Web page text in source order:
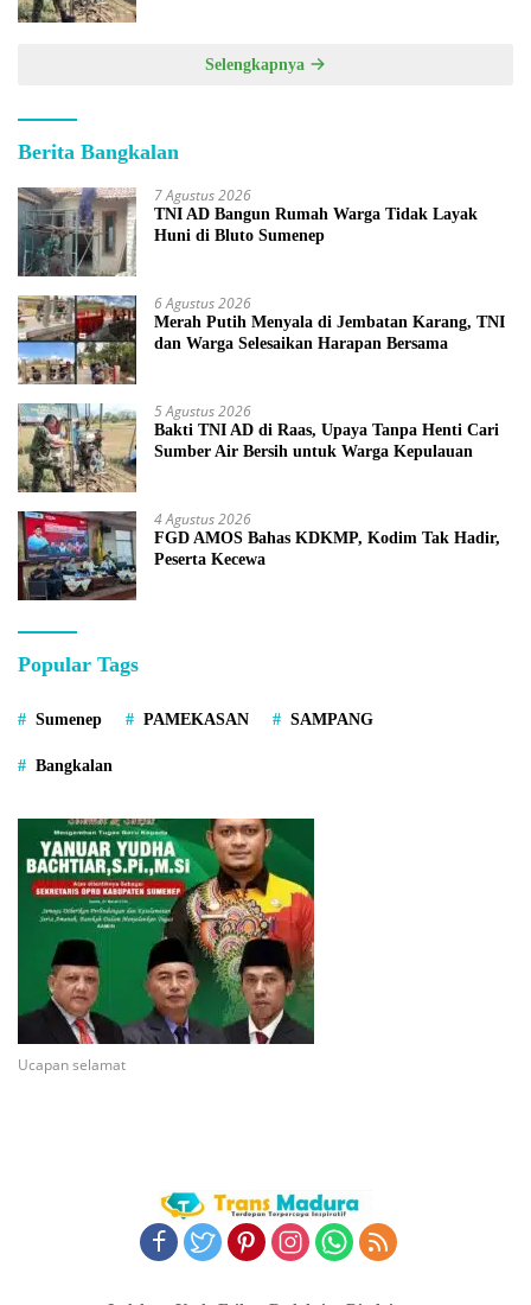
Selengkapnya
Berita Bangkalan
7 Agustus 2026
TNI AD Bangun Rumah Warga Tidak Layak
Huni di Bluto Sumenep
6 Agustus 2026
Merah Putih Menyala di Jembatan Karang, TNI
dan Warga Selesaikan Harapan Bersama
5 Agustus 2026
Bakti TNI AD di Raas, Upaya Tanpa Henti Cari
Sumber Air Bersih untuk Warga Kepulauan
4 Agustus 2026
FGD AMOS Bahas KDKMP, Kodim Tak Hadir,
Peserta Kecewa
Popular Tags
Sumenep PAMEKASAN SAMPANG
Bangkalan
Ucapan selamat